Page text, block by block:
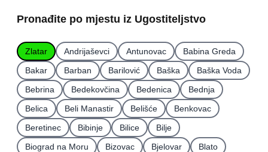
Pronađite po mjestu iz Ugostiteljstvo
Zlatar Andrijaševci Antunovac
Babina Greda
Bakar
Barban Barilović Baška
Baška Voda
Bebrina
Bedekovčina Bedenica
Bednja
Belica
Beli Manastir Belišće
Benkovac
Beretinec
Bibinje Bilice
Bilje
Biograd na Moru
Bizovac Bjelovar
Blato